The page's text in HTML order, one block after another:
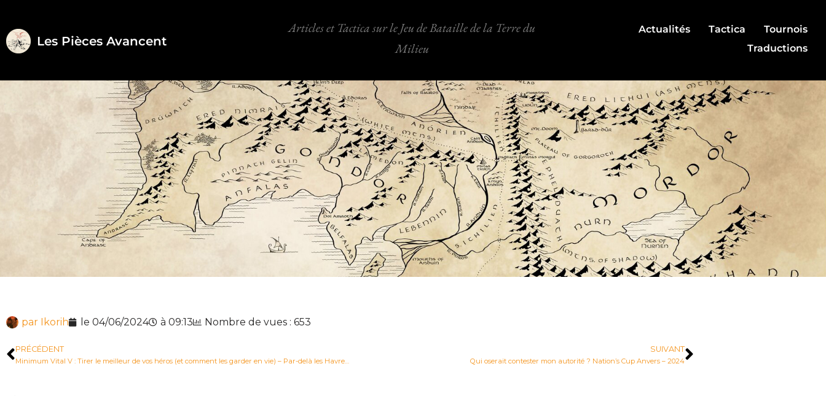
Aller
au
Les Pièces Avancent
Articles et Tactica sur le Jeu de Bataille de la Terre du
Milieu
Actualités Tactica
Tournois
Traductions
par Ikorih le 04/06/2024 à 09:13 Nombre de vues : 653
PRÉCÉDENT
Minimum Vital V : Tirer le meilleur de vos héros (et comment les garder en vie) – Par-delà les Havres Gris
SUIVANT
Qui oserait contester mon autorité ? Nation’s Cup Anvers – 2024